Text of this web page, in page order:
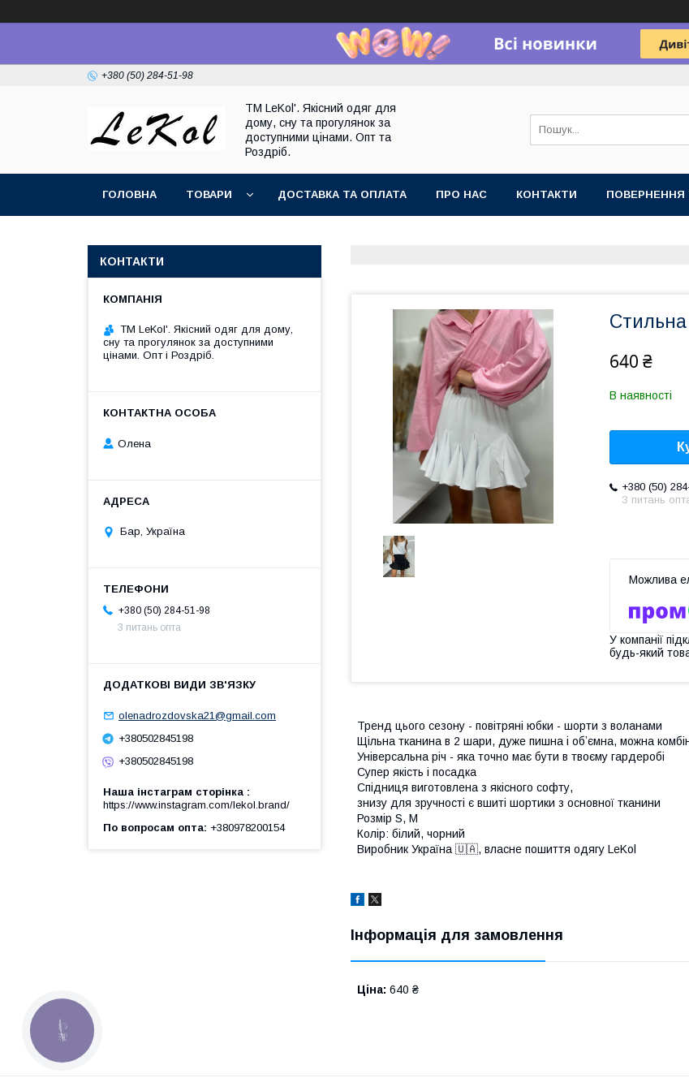
+380 (50) 284-51-98
TM LeKol'. Якісний одяг для
дому, сну та прогулянок за
доступними цінами. Опт та
Роздріб.
ГОЛОВНА ТОВАРИ ДОСТАВКА ТА ОПЛАТА ПРО НАС КОНТАКТИ ПОВЕРНЕННЯ
640 ₴
В наявності
+380 (50)
З питань
У компанії
будь-який
Тренд цього сезону - повітряні юбки - шорти з воланами
Щільна тканина в 2 шари, дуже пишна і обʼємна, можна
Універсальна річ - яка точно має бути в твоєму гардеробі
Супер якість і посадка
Спідниця виготовлена з якісного софту,
знизу для зручності є вшиті шортики з основної тканини
Розмір S, M
Колір: білий, чорний
Виробник Україна 🇺🇦, власне пошиття одягу LeKol
Інформація для замовлення
Ціна: 640 ₴
КОНТАКТИ
TM LeKol'. Якісний одяг для дому,
сну та прогулянок за доступними
цінами. Опт і Роздріб.
Олена
Бар, Україна
+380 (50) 284-51-98
З питань опта
olenadrozdovska21@gmail.com
+380502845198
+380502845198
Наша інстаграм сторінка
https://www.instagram.com/lekol.brand/
По вопросам опта +380978200154
КНОПКА
ЗВ'ЯЗКУ